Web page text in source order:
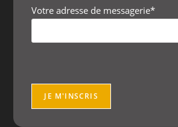
Votre adresse de messagerie*